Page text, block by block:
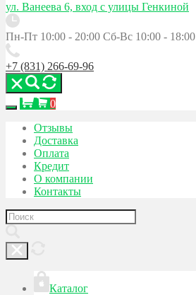
ул. Ванеева 6, вход с улицы Генкиной
Пн-Пт 10:00 - 20:00 Сб-Вс 10:00 - 18:00
+7 (831) 266-69-96
0
Отзывы
Доставка
Оплата
Кредит
О компании
Контакты
Каталог